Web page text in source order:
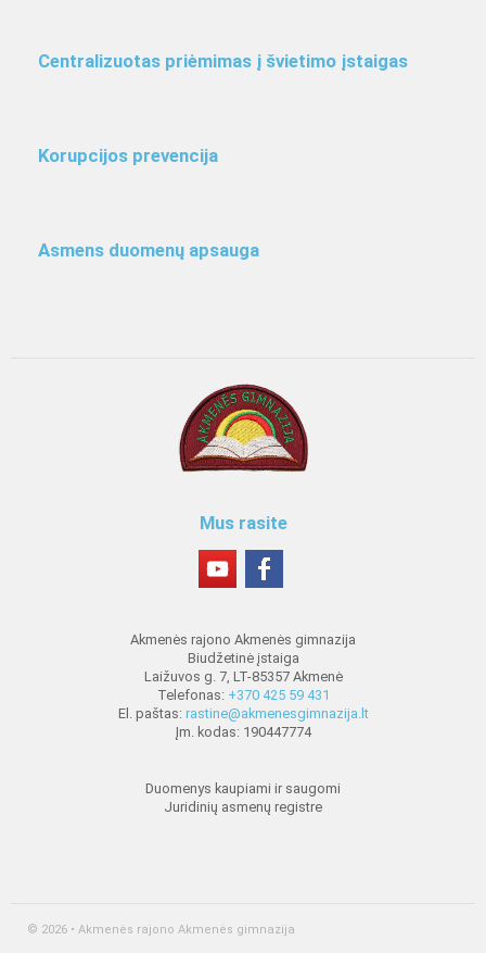
Centralizuotas priėmimas į švietimo įstaigas
Korupcijos prevencija
Asmens duomenų apsauga
Mus rasite
Akmenės rajono Akmenės gimnazija
Biudžetinė įstaiga
Laižuvos g. 7, LT-85357 Akmenė
Telefonas: +370 425 59 431
El. paštas: rastine@akmenesgimnazija.lt
Įm. kodas: 190447774
Duomenys kaupiami ir saugomi
Juridinių asmenų registre
© 2026 • Akmenės rajono Akmenės gimnazija